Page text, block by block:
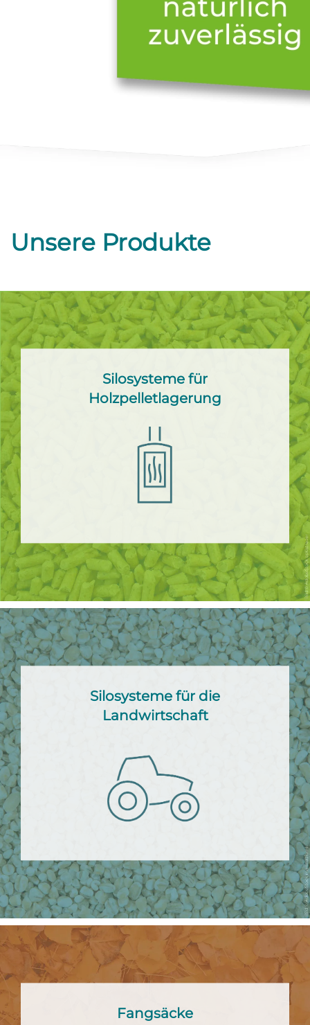
Unsere Produkte
Silosysteme für
Holzpelletlagerung
Silosysteme für die
Landwirtschaft
Fangsäcke